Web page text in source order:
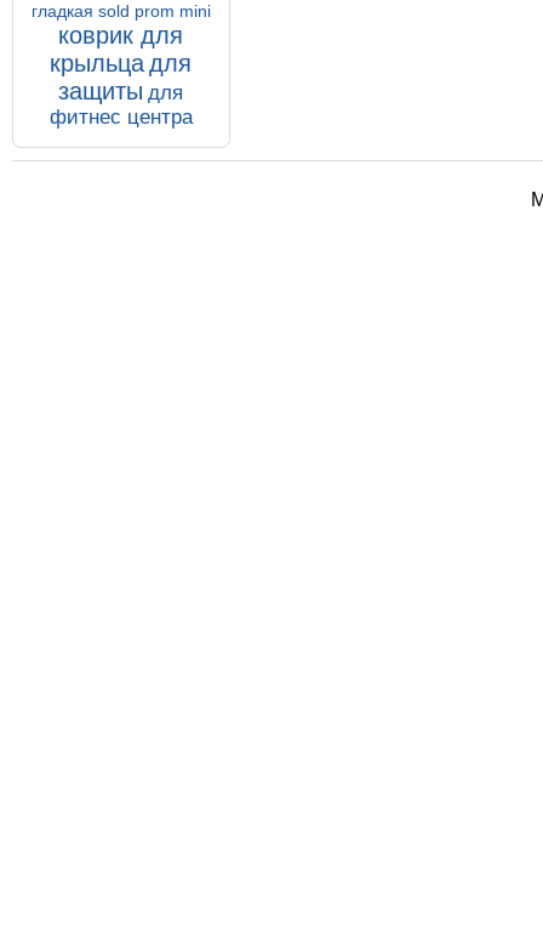
гладкая sold prom mini
коврик для
крыльцадля
защиты для
фитнес центра